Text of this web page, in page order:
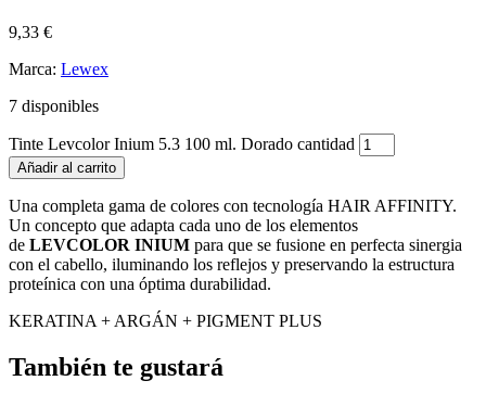
9,33 €
Marca: Lewex
7 disponibles
Tinte Levcolor Inium 5.3 100 ml. Dorado cantidad
Añadir al carrito
Una completa gama de colores con tecnología HAIR AFFINITY.
Un concepto que adapta cada uno de los elementos
de LEVCOLOR INIUM para que se fusione en perfecta sinergia
con el cabello, iluminando los reflejos y preservando la estructura
proteínica con una óptima durabilidad.
KERATINA + ARGÁN + PIGMENT PLUS
También te gustará